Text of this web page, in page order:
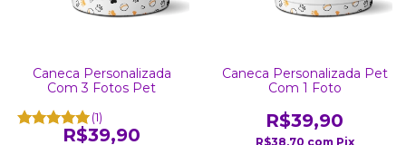
Caneca Personalizada
Com 3 Fotos Pet
(1)
R$39,90
Caneca Personalizada Pet
Com 1 Foto
R$39,90
R$38,70 com Pix